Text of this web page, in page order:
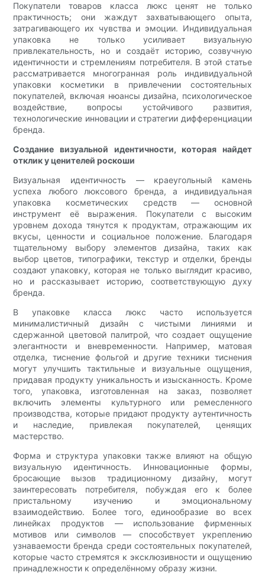
Покупатели товаров класса люкс ценят не только
практичность; они жаждут захватывающего опыта,
затрагивающего их чувства и эмоции. Индивидуальная
упаковка не только усиливает визуальную
привлекательность, но и создаёт историю, созвучную
идентичности и стремлениям потребителя. В этой статье
рассматривается многогранная роль индивидуальной
упаковки косметики в привлечении состоятельных
покупателей, включая нюансы дизайна, психологическое
воздействие, вопросы устойчивого развития,
технологические инновации и стратегии дифференциации
бренда.
Создание визуальной идентичности, которая найдет
отклик у ценителей роскоши
Визуальная идентичность — краеугольный камень
успеха любого люксового бренда, а индивидуальная
упаковка косметических средств — основной
инструмент её выражения. Покупатели с высоким
уровнем дохода тянутся к продуктам, отражающим их
вкусы, ценности и социальное положение. Благодаря
тщательному выбору элементов дизайна, таких как
выбор цветов, типографики, текстур и отделки, бренды
создают упаковку, которая не только выглядит красиво,
но и рассказывает историю, соответствующую духу
бренда.
В упаковке класса люкс часто используется
минималистичный дизайн с чистыми линиями и
сдержанной цветовой палитрой, что создает ощущение
элегантности и вневременности. Например, матовая
отделка, тиснение фольгой и другие техники тиснения
могут улучшить тактильные и визуальные ощущения,
придавая продукту уникальность и изысканность. Кроме
того, упаковка, изготовленная на заказ, позволяет
включить элементы культурного или ремесленного
производства, которые придают продукту аутентичность
и наследие, привлекая покупателей, ценящих
мастерство.
Форма и структура упаковки также влияют на общую
визуальную идентичность. Инновационные формы,
бросающие вызов традиционному дизайну, могут
заинтересовать потребителя, побуждая его к более
пристальному изучению и эмоциональному
взаимодействию. Более того, единообразие во всех
линейках продуктов — использование фирменных
мотивов или символов — способствует укреплению
узнаваемости бренда среди состоятельных покупателей,
которые часто стремятся к эксклюзивности и ощущению
принадлежности к определённому образу жизни.